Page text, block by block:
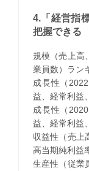
4.「経営指
把握できる
規模（売上高
業員数）ラン
成長性（
益、経常利益
成長性（
益、経常利益
収益性（売上
高当期純利益
生産性（従業